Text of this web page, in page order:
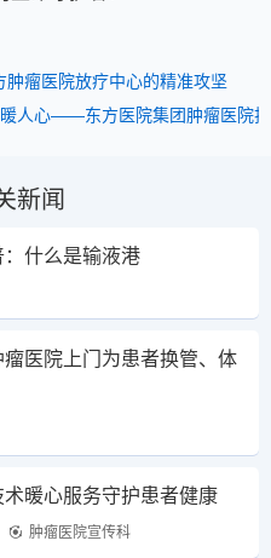
肿瘤医院放疗中心的精准攻坚
暖人心——东方医院集团肿瘤医院
新闻
什么是输液港
医院上门为患者换管、体
暖心服务守护患者健康
肿瘤医院宣传科